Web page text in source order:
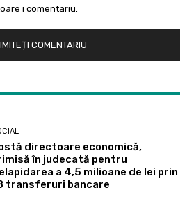
i comentariu.
directoare economică,
în judecată pentru
a 4,5 milioane de lei prin
transferuri bancare